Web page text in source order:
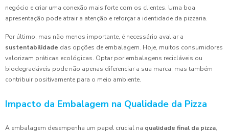
negócio e criar uma conexão mais forte com os clientes. Uma boa
apresentação pode atrair a atenção e reforçar a identidade da pizzaria.
Por último, mas não menos importante, é necessário avaliar a
sustentabilidade das opções de embalagem. Hoje, muitos consumidores
valorizam práticas ecológicas. Optar por embalagens recicláveis ou
biodegradáveis pode não apenas diferenciar a sua marca, mas também
contribuir positivamente para o meio ambiente.
Impacto da Embalagem na Qualidade da Pizza
A embalagem desempenha um papel crucial na qualidade final da pizza,